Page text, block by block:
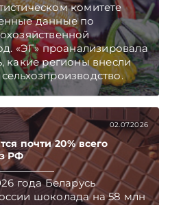
комитете
данные по
«ЭГ» проанализировала
какие регионы внесли
и Viber.
02.07.2026
почти 20% всего
РФ
года Беларусь
шоколада на 58 млн